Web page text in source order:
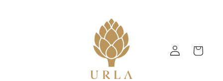
Log
in
Cart